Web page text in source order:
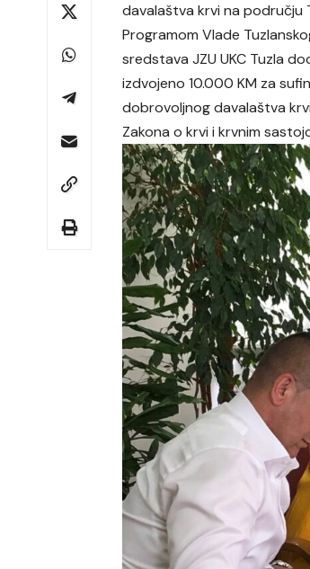
davalaštva krvi na području
Programom Vlade
sredstava JZU UKC Tuzla
izdvojeno 10.000 KM za
dobrovoljnog davalaštva
Zakona o krvi i krvnim